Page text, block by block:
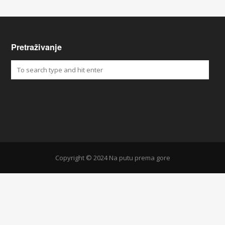
Pretraživanje
Copyright © 2024 Na putu prema gore